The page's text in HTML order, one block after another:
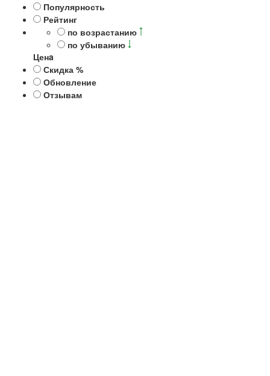
Популярность
Рейтинг
по возрастанию
по убыванию
Ценa
Скидка %
Обновление
Отзывам